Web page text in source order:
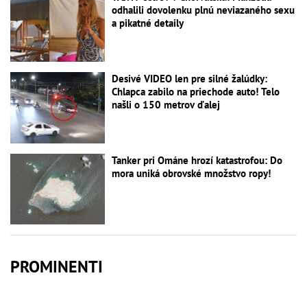
odhalili dovolenku plnú neviazaného sexu
a pikatné detaily
Desivé VIDEO len pre silné žalúdky:
Chlapca zabilo na priechode auto! Telo
našli o 150 metrov ďalej
Tanker pri Ománe hrozí katastrofou: Do
mora uniká obrovské množstvo ropy!
PROMINENTI